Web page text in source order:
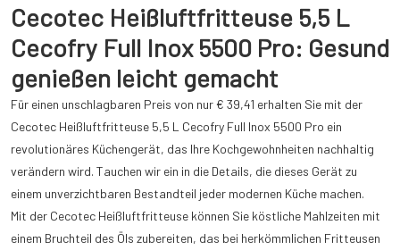
Cecotec Heißluftfritteuse 5,5 L
Cecofry Full Inox 5500 Pro: Gesund
genießen leicht gemacht
Für einen unschlagbaren Preis von nur € 39,41 erhalten Sie mit der
Cecotec Heißluftfritteuse 5,5 L Cecofry Full Inox 5500 Pro ein
revolutionäres Küchengerät, das Ihre Kochgewohnheiten nachhaltig
verändern wird. Tauchen wir ein in die Details, die dieses Gerät zu
einem unverzichtbaren Bestandteil jeder modernen Küche machen.
Mit der Cecotec Heißluftfritteuse können Sie köstliche Mahlzeiten mit
einem Bruchteil des Öls zubereiten, das bei herkömmlichen Fritteusen